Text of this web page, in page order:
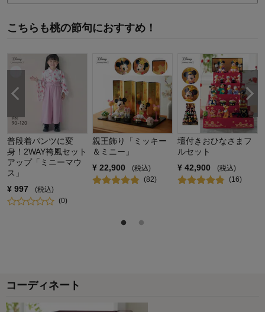
こちらも桃の節句におすすめ！
普段着パンツに変
身！2WAY袴風セット
アップ「ミニーマウ
ス」
¥ 997
(税込)
(0)
親王飾り「ミッキー
＆ミニー」
¥ 22,900
(税込)
(82)
壇付きおひなさまフ
ルセット
¥ 42,900
(税込)
(16)
コーディネート